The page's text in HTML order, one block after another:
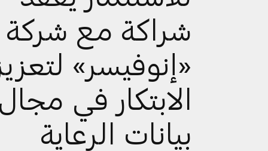
شراكة مع شركة
«إنوفيسر»
الابتكار في
بيانات الرعاية